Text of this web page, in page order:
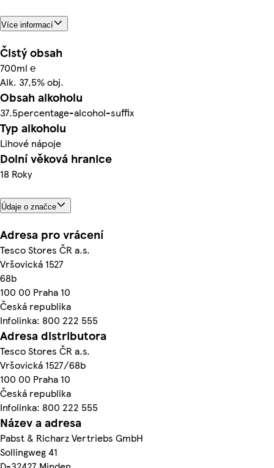
Více informací
Čistý obsah
700ml ℮
Alk. 37,5% obj.
Obsah alkoholu
37.5percentage-alcohol-suffix
Typ alkoholu
Lihové nápoje
Dolní věková hranice
18 Roky
Údaje o značce
Adresa pro vrácení
Tesco Stores ČR a.s.
Vršovická 1527
68b
100 00 Praha 10
Česká republika
Infolinka: 800 222 555
Adresa distributora
Tesco Stores ČR a.s.
Vršovická 1527/68b
100 00 Praha 10
Česká republika
Infolinka: 800 222 555
Název a adresa
Pabst & Richarz Vertriebs GmbH
Sollingweg 41